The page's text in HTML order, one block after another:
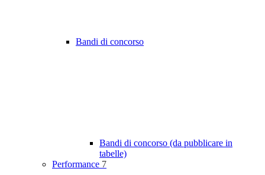
Bandi di concorso
Bandi di concorso (da pubblicare in
tabelle)
Performance 7